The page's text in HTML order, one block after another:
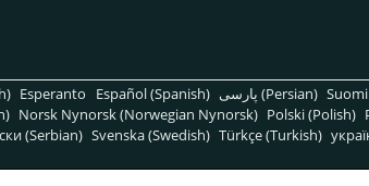
Esperanto Español (Spanish) پارسی (Persian)
Norsk Nynorsk (Norwegian Nynorsk) Polski (Polish)
(Serbian) Svenska (Swedish) Türkçe (Turkish)